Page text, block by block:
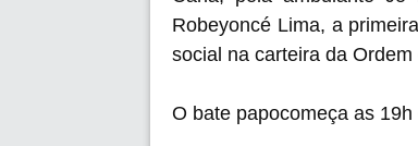
Robeyoncé Lima, a
social na carteira da
O bate papocomeça as